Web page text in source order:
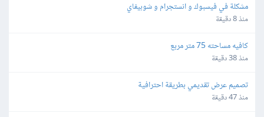
مشكلة في فيسبوك و انستجرام و شوبيفاي
منذ 8 دقيقة
كافيه مساحته 75 متر مربع
منذ 38 دقيقة
تصميم عرض تقديمي بطريقة احترافية
منذ 47 دقيقة